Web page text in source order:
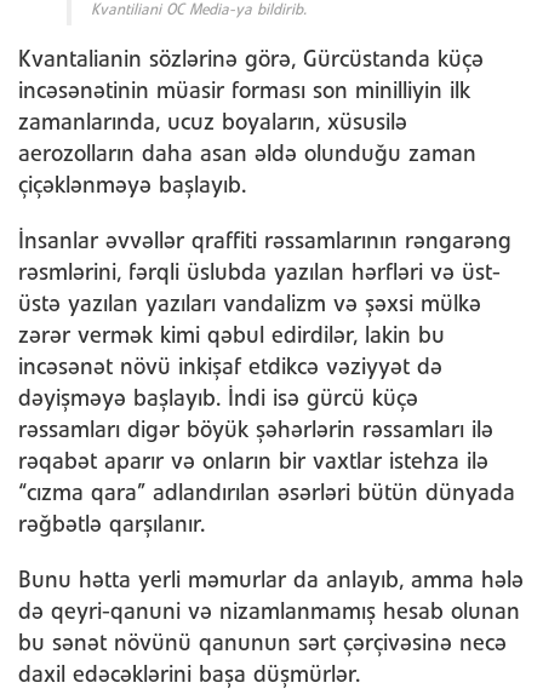
Kvantiliani OC Media-ya bildirib.
Kvantalianin sözlərinə görə, Gürcüstanda küçə
incəsənətinin müasir forması son minilliyin ilk
zamanlarında, ucuz boyaların, xüsusilə
aerozolların daha asan əldə olunduğu zaman
çiçəklənməyə başlayıb.
İnsanlar əvvəllər qraffiti rəssamlarının rəngarəng
rəsmlərini, fərqli üslubda yazılan hərfləri və üst-
üstə yazılan yazıları vandalizm və şəxsi mülkə
zərər vermək kimi qəbul edirdilər, lakin bu
incəsənət növü inkişaf etdikcə vəziyyət də
dəyişməyə başlayıb. İndi isə gürcü küçə
rəssamları digər böyük şəhərlərin rəssamları ilə
rəqabət aparır və onların bir vaxtlar istehza ilə
“cızma qara” adlandırılan əsərləri bütün dünyada
rəğbətlə qarşılanır.
Bunu hətta yerli məmurlar da anlayıb, amma hələ
də qeyri-qanuni və nizamlanmamış hesab olunan
bu sənət növünü qanunun sərt çərçivəsinə necə
daxil edəcəklərini başa düşmürlər.